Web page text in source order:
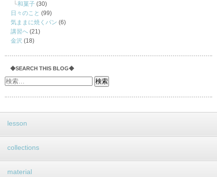
和菓子 (30)
日々のこと (99)
気ままに焼くパン (6)
講習へ (21)
金沢 (18)
◆SEARCH THIS BLOG◆
lesson
collections
material